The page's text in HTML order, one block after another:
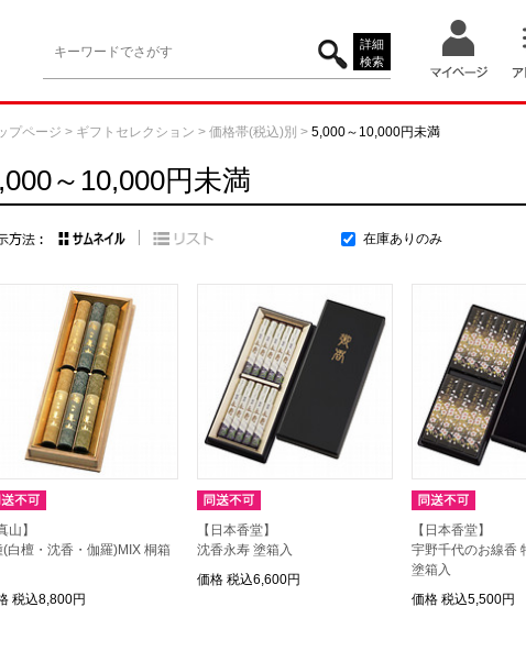
詳細
検索
プページ > ギフトセレクション > 価格帯(税込)別 > 5,000～10,000円未満
～10,000円未満
在庫ありのみ
山】
(白檀・沈香・伽羅)MIX 桐箱
税込8,800円
【日本香堂】
沈香永寿 塗箱入
価格 税込6,600円
【日本香堂】
宇野千代のお線香
塗箱入
価格 税込5,500円